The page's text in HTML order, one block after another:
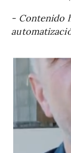
- Contenido